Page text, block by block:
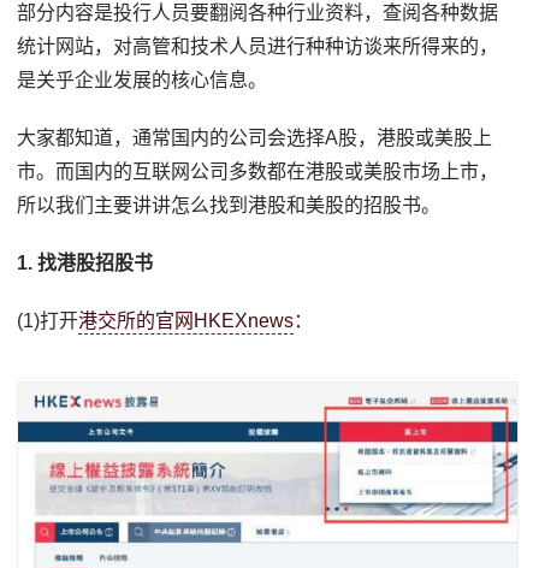
部分内容是投行人员要翻阅各种行业资料，查阅各种数据
统计网站，对高管和技术人员进行种种访谈来所得来的，
是关乎企业发展的核心信息。
大家都知道，通常国内的公司会选择A股，港股或美股上
市。而国内的互联网公司多数都在港股或美股市场上市，
所以我们主要讲讲怎么找到港股和美股的招股书。
1. 找港股招股书
(1)打开港交所的官网HKEXnews：